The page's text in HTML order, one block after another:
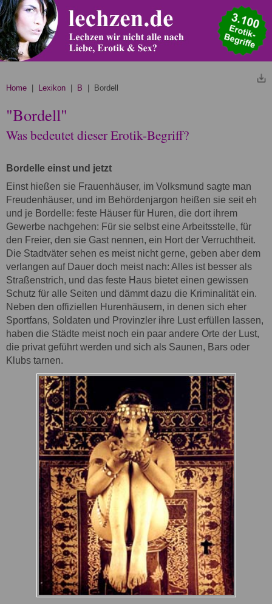
Home Lexikon B | Bordell
"Bordell"
Was bedeutet dieser Erotik-Begriff?
Bordelle einst und jetzt
Einst hießen sie Frauenhäuser, im Volksmund sagte man
Freudenhäuser, und im Behördenjargon heißen sie seit eh
und je Bordelle: feste Häuser für Huren, die dort ihrem
Gewerbe nachgehen: Für sie selbst eine Arbeitsstelle, für
den Freier, den sie Gast nennen, ein Hort der Verruchtheit.
Die Stadtväter sehen es meist nicht gerne, geben aber dem
verlangen auf Dauer doch meist nach: Alles ist besser als
Straßenstrich, und das feste Haus bietet einen gewissen
Schutz für alle Seiten und dämmt dazu die Kriminalität ein.
Neben den offiziellen Hurenhäusern, in denen sich eher
Sportfans, Soldaten und Provinzler ihre Lust erfüllen lassen,
haben die Städte meist noch ein paar andere Orte der Lust,
die privat geführt werden und sich als Saunen, Bars oder
Klubs tarnen.